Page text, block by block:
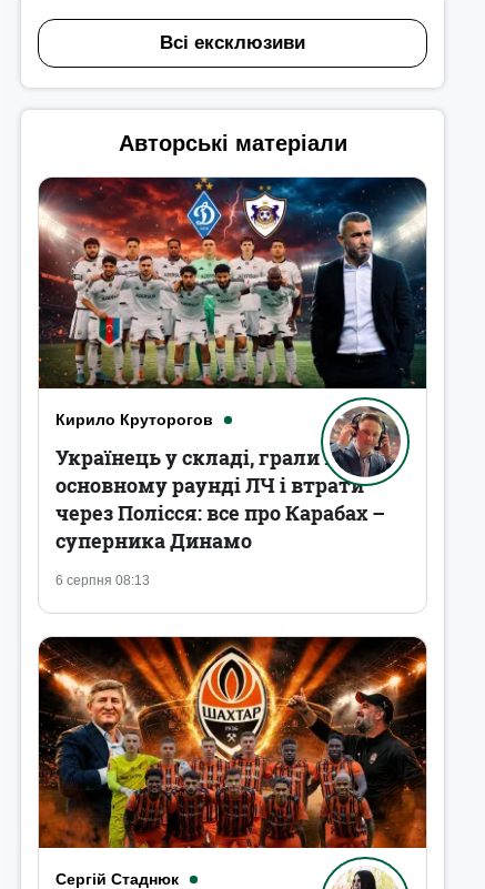
Всі ексклюзиви
Авторські матеріали
Кирило Круторогов
6 серпня 08:13
Українець у складі, грали в
основному раунді ЛЧ і втрати
через Полісся: все про Карабах –
суперника Динамо
Сергій Стаднюк